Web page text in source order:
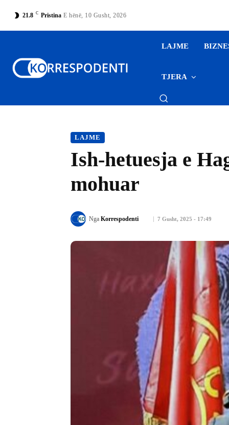
21.8 C Pristina E hënë, 10 Gusht, 2026
LAJME
TJERA
LAJME
Ish-hetuesja e
mohuar
7 Gusht, 2025 - 17:49
Nga Korrespodenti